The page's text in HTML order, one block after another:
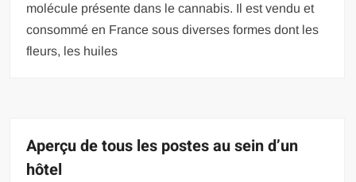
molécule présente dans le cannabis. Il est vendu et
consommé en France sous diverses formes dont les
fleurs, les huiles
Aperçu de tous les postes au sein d’un
hôtel